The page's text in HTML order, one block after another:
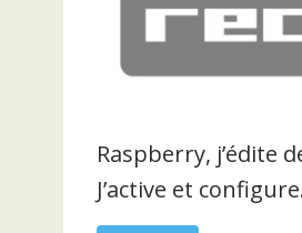
Raspberry, j’édite
J’active et